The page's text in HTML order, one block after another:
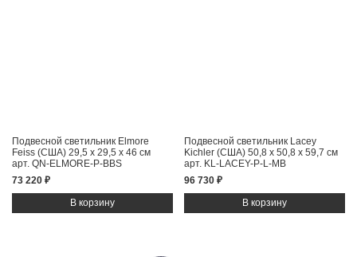
Подвесной светильник Elmore
Feiss (США) 29,5 x 29,5 x 46 см
арт. QN-ELMORE-P-BBS
73 220 ₽
Подвесной светильник Lacey
Kichler (США) 50,8 x 50,8 x 59,7 см
арт. KL-LACEY-P-L-MB
96 730 ₽